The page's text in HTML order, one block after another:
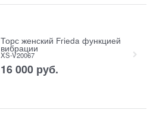
Торс женский Frieda функцией
вибрации
XS-V20067
16 000 руб.